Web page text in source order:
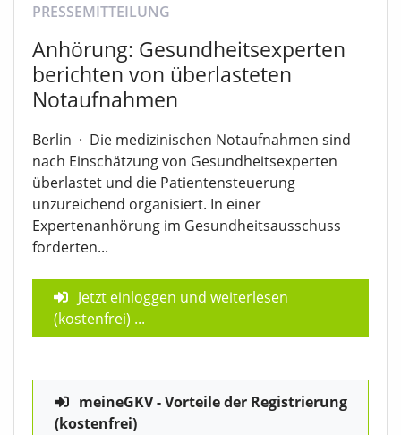
PRESSEMITTEILUNG
Anhörung: Gesundheitsexperten
berichten von überlasteten
Notaufnahmen
Berlin · Die medizinischen Notaufnahmen sind
nach Einschätzung von Gesundheitsexperten
überlastet und die Patientensteuerung
unzureichend organisiert. In einer
Expertenanhörung im Gesundheitsausschuss
forderten...
Jetzt einloggen und weiterlesen
(kostenfrei) ...
meineGKV - Vorteile der Registrierung
(kostenfrei)